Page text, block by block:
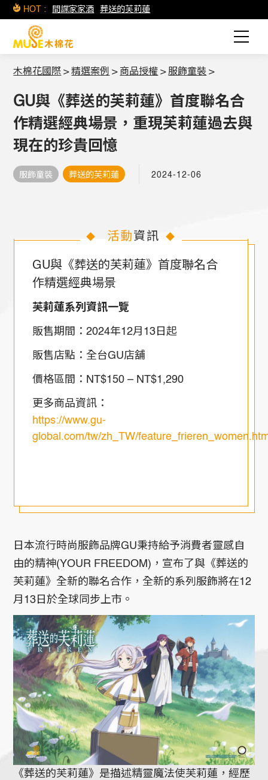
HOT : 間諜家家酒 葬送的芙莉蓮
木棉花國際 >精選案例 > 商品授權 >服飾童裝 >
GU與《葬送的芙莉蓮》首度聯名合
作精選經典場景，重現芙莉蓮過去與
現在的珍貴回憶
服飾童裝 葬送的芙莉蓮 2024-12-06
◆ 活動 資訊 ◆
GU與《葬送的芙莉蓮》首度聯名合
作精選經典場景
芙莉蓮系列資訊一覽
販售期間：2024年12月13日起
販售店點：全台GU店舖
價格區間：NT$150 – NT$1,290
更多商品資訊：
https://www.gu-
global.com/tw/zh_TW/
日本流行時尚服飾品牌GU秉持給予消費者靈感自
由的精神(YOUR FREEDOM)，宣布了與《葬送的
芙莉蓮》全新的聯名合作，全新的系列服飾將在12
月13日於全球同步上市。
《葬送的芙莉蓮》是描述精靈魔法使芙莉蓮，經歷